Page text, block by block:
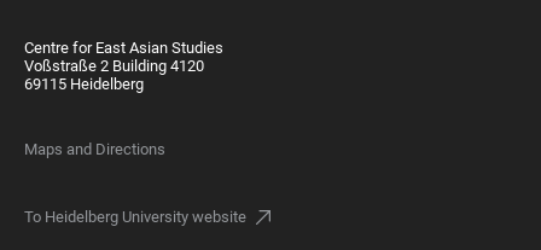
Centre for East Asian Studies
Voßstraße 2 Building 4120
69115 Heidelberg
Maps and Directions
To Heidelberg University website